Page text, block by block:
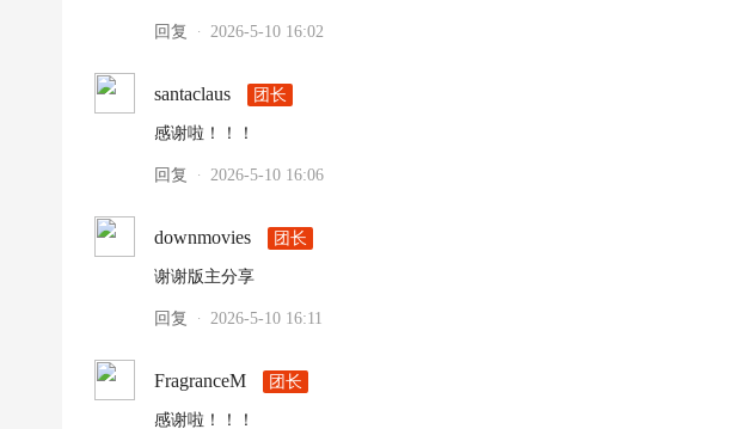
回复 · 2026-5-10 16:02
santaclaus 团长
感谢啦！！！
回复 · 2026-5-10 16:06
downmovies 团长
谢谢版主分享
回复 · 2026-5-10 16:11
FragranceM 团长
感谢啦！！！